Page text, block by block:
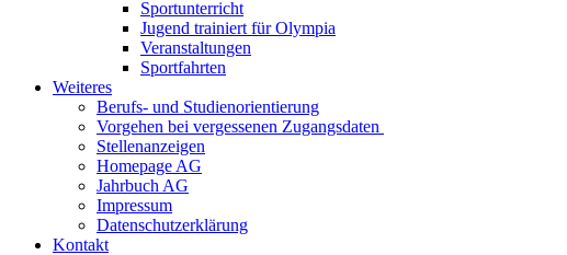
Sportunterricht
Jugend trainiert für Olympia
Veranstaltungen
Sportfahrten
Weiteres
Berufs- und Studienorientierung
Vorgehen bei vergessenen Zugangsdaten
Stellenanzeigen
Homepage AG
Jahrbuch AG
Impressum
Datenschutzerklärung
Kontakt